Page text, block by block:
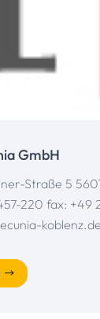
GmbH
Straße 5
220 fax: +49
koblenz.de